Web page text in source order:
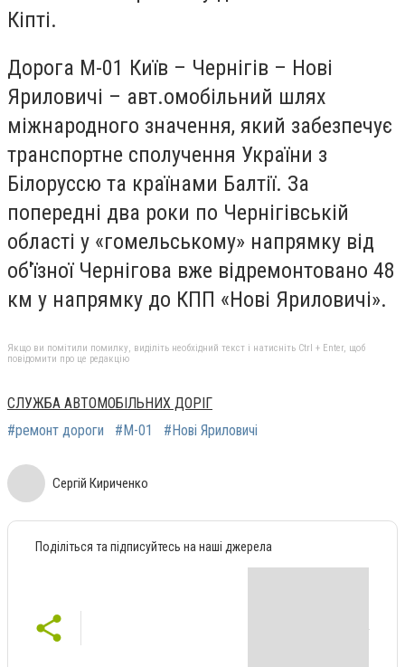
Кіпті.
Дорога М-01 Київ – Чернігів – Нові
Яриловичі – авт.омобільний шлях
міжнародного значення, який забезпечує
транспортне сполучення України з
Білоруссю та країнами Балтії. За
попередні два роки по Чернігівській
області у «гомельському» напрямку від
об'їзної Чернігова вже відремонтовано 48
км у напрямку до КПП «Нові Яриловичі».
Якщо ви помітили помилку, виділіть необхідний текст і натисніть Ctrl + Enter, щоб
повідомити про це редакцію
СЛУЖБА АВТОМОБІЛЬНИХ ДОРІГ
#ремонт дороги
#М-01 #Нові Яриловичі
Сергій Кириченко
Поділіться та підписуйтесь на наші джерела